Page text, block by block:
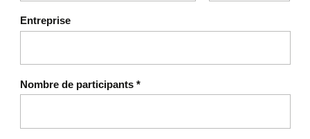
Entreprise
Nombre de participants *